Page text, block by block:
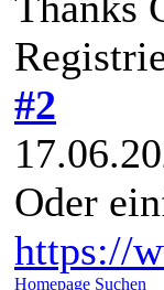
#2
Oder
https://
Homepage Suchen